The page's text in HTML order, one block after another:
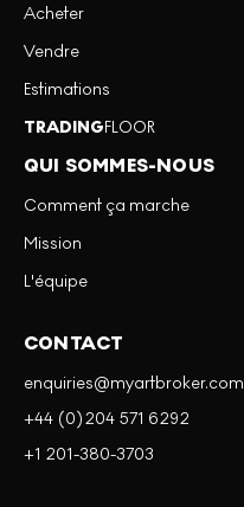
Acheter
Vendre
Estimations
TRADINGFLOOR
QUI SOMMES-NOUS
Comment ça marche
Mission
L'équipe
CONTACT
enquiries@myartbroker.com
+44 (0)204 571 6292
+1 201-380-3703